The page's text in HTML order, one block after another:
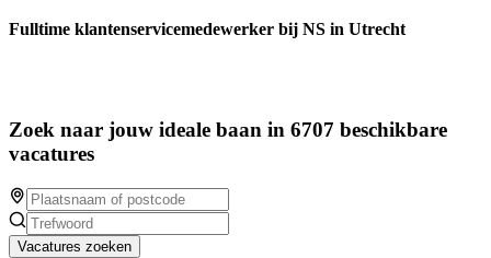
Fulltime klantenservicemedewerker bij NS in Utrecht
Zoek naar jouw ideale baan in 6707 beschikbare
vacatures
Vacatures zoeken